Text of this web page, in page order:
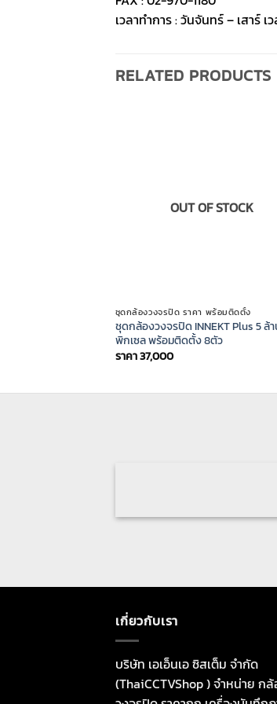
เวลาทำการ : วันจันทร์ – เสาร์
RELATED PRODUCTS
OUT OF STOCK
ชุดกล้องวงจรปิด ราคา พร้อมติดตั้ง
ชุดกล้องวงจรปิด INNEKT Plus 5 ล้
พิกเซล พร้อมติดตั้ง 8ตัว
ราคา37,000
เกี่ยวกับเรา
บริษัท เอเอ็นเอ ซิสเต็ม จำกัด
(ThaiCCTVShop ) จำหน่าย ก